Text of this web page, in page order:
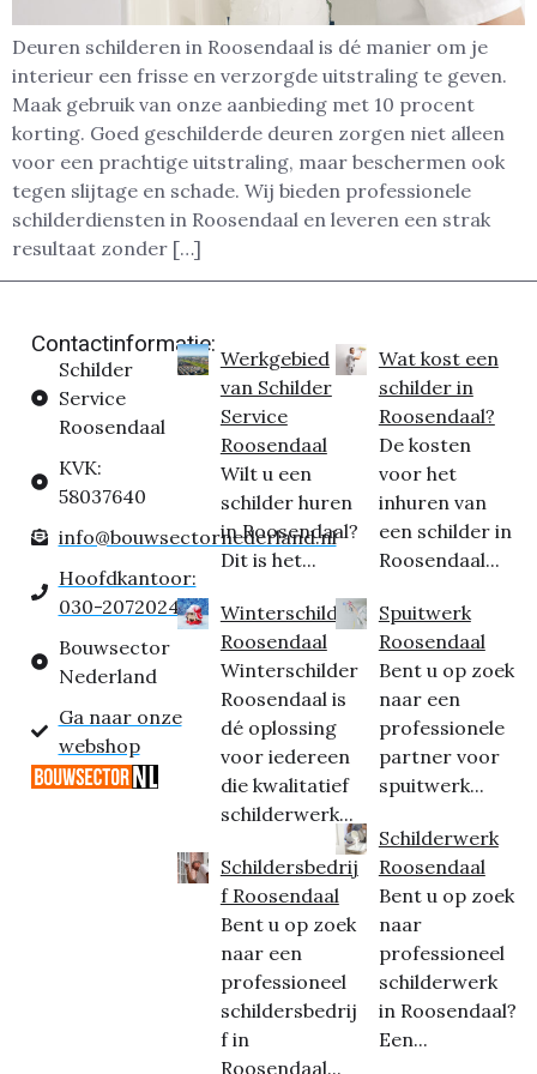
Deuren schilderen in Roosendaal is dé manier om je
interieur een frisse en verzorgde uitstraling te geven.
Maak gebruik van onze aanbieding met 10 procent
korting. Goed geschilderde deuren zorgen niet alleen
voor een prachtige uitstraling, maar beschermen ook
tegen slijtage en schade. Wij bieden professionele
schilderdiensten in Roosendaal en leveren een strak
resultaat zonder […]
Contactinformatie:
Schilder
Service
Roosendaal
KVK:
58037640
info@bouwsectornederland.nl
Hoofdkantoor:
030-2072024
Bouwsector
Nederland
Ga naar onze
webshop
Werkgebied
van Schilder
Service
Roosendaal
Wilt u een
schilder huren
in Roosendaal?
Dit is het...
Winterschilder
Roosendaal
Winterschilder
Roosendaal is
dé oplossing
voor iedereen
die kwalitatief
schilderwerk...
Schildersbedrij
f Roosendaal
Bent u op zoek
naar een
professioneel
schildersbedrij
f in
Roosendaal...
Wat kost een
schilder in
Roosendaal?
De kosten
voor het
inhuren van
een schilder in
Roosendaal...
Spuitwerk
Roosendaal
Bent u op zoek
naar een
professionele
partner voor
spuitwerk...
Schilderwerk
Roosendaal
Bent u op zoek
naar
professioneel
schilderwerk
in Roosendaal?
Een...